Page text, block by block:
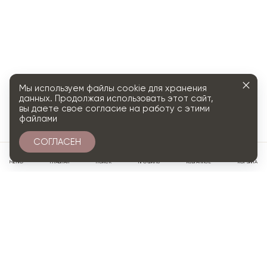
МЕНЮ ГЛАВНАЯ ПОИСК ПРОФИЛЬ ИЗБРАННОЕ КОРЗИНА
Мы используем файлы cookie для хранения
данных. Продолжая использовать этот сайт,
вы даете свое согласие на работу с этими
файлами
СОГЛАСЕН